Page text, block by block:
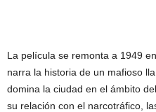
La película se remonta a 1949
narra la historia de un mafioso
domina la ciudad en el ámbito
su relación con el narcotráfico,